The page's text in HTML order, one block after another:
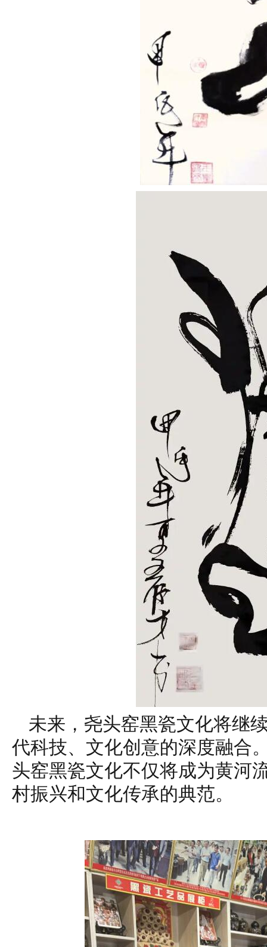
未来，尧头窑黑瓷文化将继
代科技、文化创意的深度融合
头窑黑瓷文化不仅将成为黄河
村振兴和文化传承的典范。